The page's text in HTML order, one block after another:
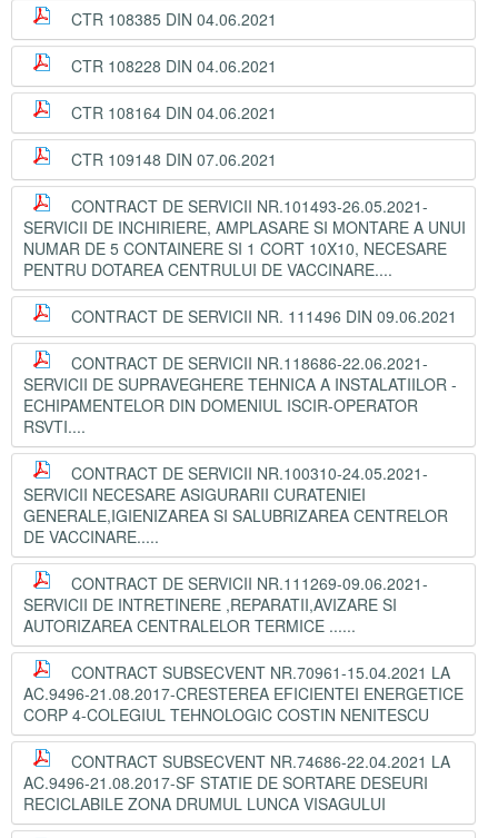
CTR 108385 DIN 04.06.2021
CTR 108228 DIN 04.06.2021
CTR 108164 DIN 04.06.2021
CTR 109148 DIN 07.06.2021
CONTRACT DE SERVICII NR.101493-26.05.2021-
SERVICII DE INCHIRIERE, AMPLASARE SI MONTARE A UNUI
NUMAR DE 5 CONTAINERE SI 1 CORT 10X10, NECESARE
PENTRU DOTAREA CENTRULUI DE VACCINARE....
CONTRACT DE SERVICII NR. 111496 DIN 09.06.2021
CONTRACT DE SERVICII NR.118686-22.06.2021-
SERVICII DE SUPRAVEGHERE TEHNICA A INSTALATIILOR -
ECHIPAMENTELOR DIN DOMENIUL ISCIR-OPERATOR
RSVTI....
CONTRACT DE SERVICII NR.100310-24.05.2021-
SERVICII NECESARE ASIGURARII CURATENIEI
GENERALE,IGIENIZAREA SI SALUBRIZAREA CENTRELOR
DE VACCINARE.....
CONTRACT DE SERVICII NR.111269-09.06.2021-
SERVICII DE INTRETINERE ,REPARATII,AVIZARE SI
AUTORIZAREA CENTRALELOR TERMICE ......
CONTRACT SUBSECVENT NR.70961-15.04.2021 LA
AC.9496-21.08.2017-CRESTEREA EFICIENTEI ENERGETICE
CORP 4-COLEGIUL TEHNOLOGIC COSTIN NENITESCU
CONTRACT SUBSECVENT NR.74686-22.04.2021 LA
AC.9496-21.08.2017-SF STATIE DE SORTARE DESEURI
RECICLABILE ZONA DRUMUL LUNCA VISAGULUI